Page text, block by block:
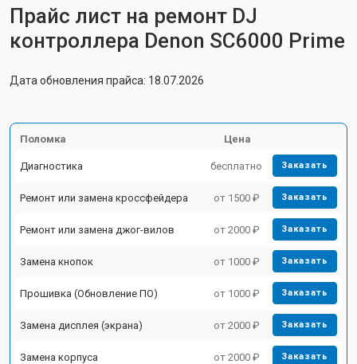
Прайс лист на ремонт DJ
контроллера Denon SC6000 Prime
Дата обновления прайса: 18.07.2026
Поломка Цена
Диагностика бесплатно Заказать
Ремонт или замена кроссфейдера от 1500 ₽ Заказать
Ремонт или замена джог-вилов от 2000 ₽ Заказать
Замена кнопок от 1000 ₽ Заказать
Прошивка (Обновление ПО) от 1000 ₽ Заказать
Замена дисплея (экрана) от 2000 ₽ Заказать
Замена корпуса от 2000 ₽ Заказать